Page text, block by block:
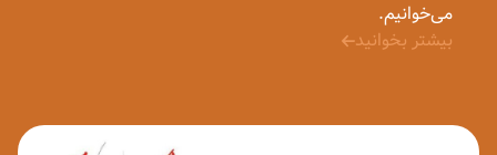
می‌خوانیم.
بیشتر بخوانید